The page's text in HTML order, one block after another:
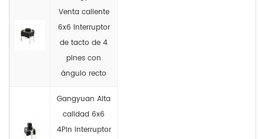
Venta caliente
6x6 Interruptor
de tacto de 4
pines con
ángulo recto
Gangyuan Alta
calidad 6x6
4Pin interruptor